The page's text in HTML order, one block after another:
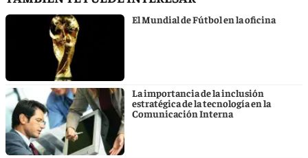
El Mundial de Fútbol en la oficina
La importancia de la inclusión
estratégica de la tecnología en la
Comunicación Interna